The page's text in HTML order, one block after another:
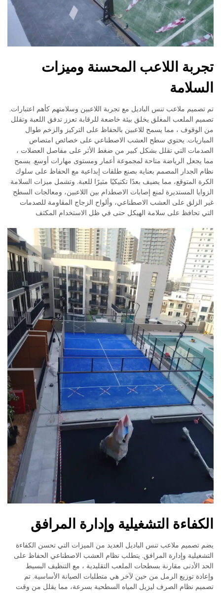
تجربة اللاعب المحسنة وميزات
السلامة
تم تصميم ملاعب تنس الباديل مع تجربة اللاعبين وسلامتهم كأهم اعتبارات.
تصميم الملعب المغلق يخلق بيئة خاضعة للرقابة تعزز تدفق اللعبة وتقلل
من الوقوف ، مما يسمح للاعبين بالحفاظ على التركيز والزخم طوال
المباريات. يحتوي سطح العشب الاصطناعي على خصائص امتصاص
الصدمات التي تقلل بشكل كبير من ضغط الأثر على مفاصل العضلات ،
مما يجعل الرياضة متاحة لمجموعة أعمار ومستوى مهارات أوسع. يسمح
نظام الجدار المصمم بعناية بصنع طلقات إبداعية مع الحفاظ على سلوك
الكرة المتوقع، مما يضيف بعدًا تكتيكيًا مثيرًا للعبة. وتشمل ميزات السلامة
الزوايا المستديرة لمنع إصابات الاصطدام بين اللاعبين، ومعالجات السطح
غير الزلق على العشب الاصطناعي، وألواح الزجاج المقاومة للصدمات
التي تحافظ على سلامة الهيكل حتى في ظل الاستخدام المكثف
الكفاءة التشغيلية وإدارة المرافق
يضم تصميم ملاعب تنس الباديل العديد من الميزات التي تحسن الكفاءة
التشغيلية وإدارة المرافق. يتطلب نظام العشب الاصطناعي الحفاظ على
الحد الأدنى مقارنة بسطحات الملعب التقليدية ، مع التنظيف البسيط
وإعادة توزيع الرمل من حين لآخر هي متطلبات الصيانة الأساسية. تم
تصميم نظام الصرف ليزيل المياه السطحية بسرعة، مما يقلل من وقت